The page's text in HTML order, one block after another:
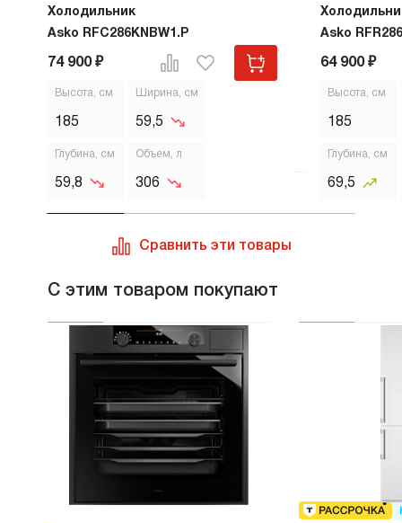
Холодильник
Asko RFC286KNBW1.P
74 900 ₽
Высота, см
185
Ширина, см
59,5
Глубина, см
59,8
Объем, л
306
Asko
64 900 ₽
Высота, см
185
Глубина, см
69,5
Сравнить эти товары
С этим товаром покупают